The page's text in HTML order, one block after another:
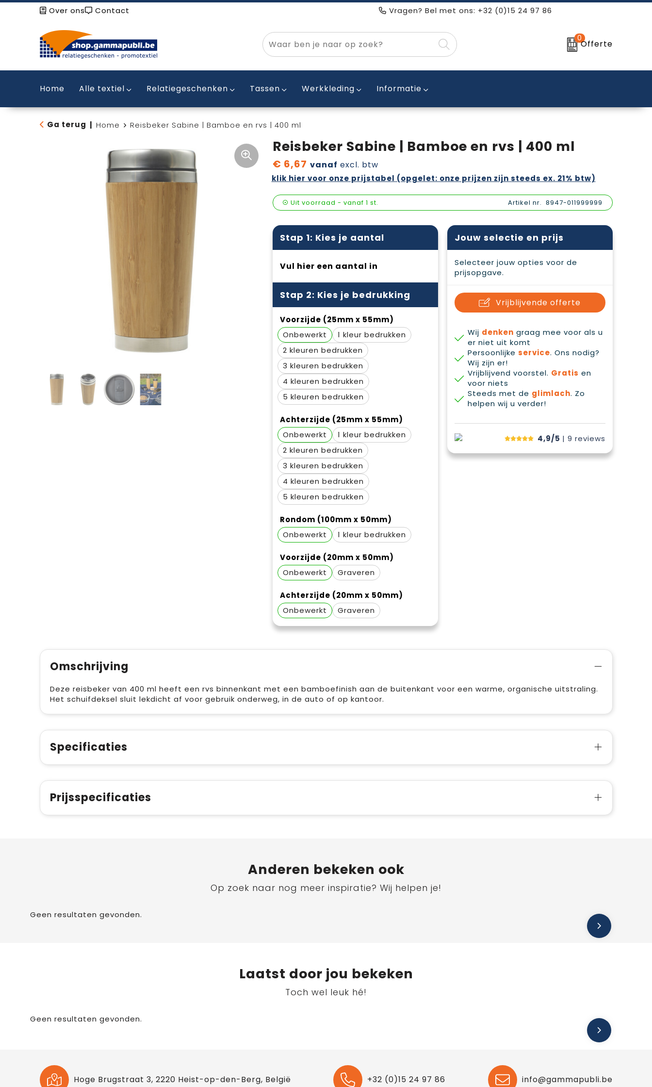
Over ons Contact Vragen? Bel met ons: +32 (0)15 24 97 86
0
Offerte
Home Alle textiel Relatiegeschenken Tassen Werkkleding Informatie
Ga terug Home Reisbeker Sabine | Bamboe en rvs | 400 ml
Reisbeker Sabine | Bamboe en rvs | 400 ml
€ 6,67 vanaf excl. btw
klik hier voor onze prijstabel (opgelet: onze prijzen zijn steeds ex. 21% btw)
Uit voorraad - vanaf 1 st. Artikel nr. 8947-011999999
Stap 1: Kies je aantal
Vul hier een aantal in
Stap 2: Kies je bedrukking
Voorzijde (25mm x 55mm)
Onbewerkt
1
2
3
4
5
Achterzijde (25mm x 55mm)
Onbewerkt
1
2
3
4
5
Rondom (100mm x 50mm)
Onbewerkt
1
Voorzijde (20mm x 50mm)
Onbewerkt
Graveren
Achterzijde (20mm x 50mm)
Onbewerkt
Graveren
Jouw selectie en prijs
Selecteer jouw opties voor de
prijsopgave.
Vrijblijvende offerte
Wij denken graag mee voor als u
er niet uit komt
Persoonlijke service. Ons nodig?
Wij zijn er!
Vrijblijvend voorstel. Gratis en
voor niets
Steeds met de glimlach. Zo
helpen wij u verder!
4,9/5 | 9 reviews
Omschrijving
Deze reisbeker van 400 ml heeft een rvs binnenkant met een bamboefinish aan de buitenkant voor een warme, organische uitstraling.
Het schuifdeksel sluit lekdicht af voor gebruik onderweg, in de auto of op kantoor.
Specificaties
Prijsspecificaties
Anderen bekeken ook
Op zoek naar nog meer inspiratie? Wij helpen je!
Geen resultaten gevonden.
Laatst door jou bekeken
Toch wel leuk hé!
Geen resultaten gevonden.
Hoge Brugstraat 3, 2220 Heist-op-den-Berg, België +32 (0)15 24 97 86 info@gammapubli.be